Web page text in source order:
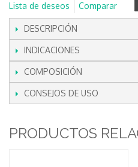
Lista de deseos Comparar
DESCRIPCIÓN
INDICACIONES
COMPOSICIÓN
CONSEJOS DE USO
PRODUCTOS